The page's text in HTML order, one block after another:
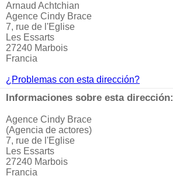
Arnaud Achtchian
Agence Cindy Brace
7, rue de l'Eglise
Les Essarts
27240 Marbois
Francia
¿Problemas con esta dirección?
Informaciones sobre esta dirección:
Agence Cindy Brace
(Agencia de actores)
7, rue de l'Eglise
Les Essarts
27240 Marbois
Francia